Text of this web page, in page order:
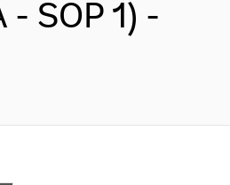
SOP 1) -